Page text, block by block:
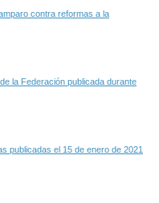
contra reformas a la
la Federación publicada durante
publicadas el 15 de enero de 2021